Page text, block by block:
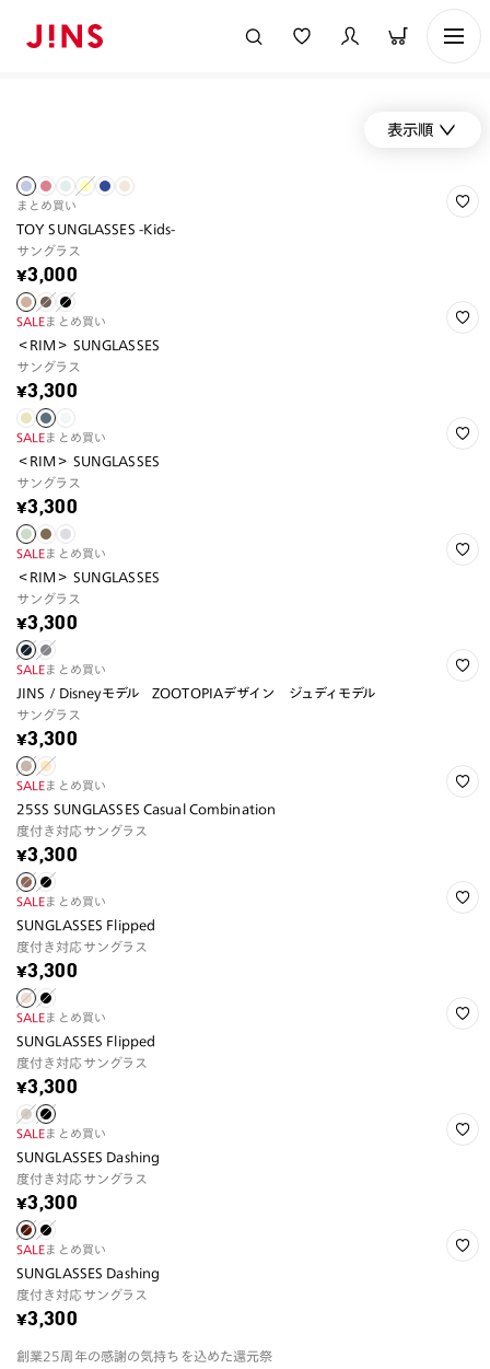
表示順
まとめ買い
TOY SUNGLASSES -Kids-
サングラス
¥3,000
SALEまとめ買い
＜RIM＞ SUNGLASSES
サングラス
¥3,300
SALEまとめ買い
＜RIM＞ SUNGLASSES
サングラス
¥3,300
SALEまとめ買い
＜RIM＞ SUNGLASSES
サングラス
¥3,300
SALEまとめ買い
JINS / Disneyモデル ZOOTOPIAデザイン ジュディモデル
サングラス
¥3,300
SALEまとめ買い
25SS SUNGLASSES Casual Combination
度付き対応サングラス
¥3,300
SALEまとめ買い
SUNGLASSES Flipped
度付き対応サングラス
¥3,300
SALEまとめ買い
SUNGLASSES Flipped
度付き対応サングラス
¥3,300
SALEまとめ買い
SUNGLASSES Dashing
度付き対応サングラス
¥3,300
SALEまとめ買い
SUNGLASSES Dashing
度付き対応サングラス
¥3,300
創業25周年の感謝の気持ちを込めた還元祭